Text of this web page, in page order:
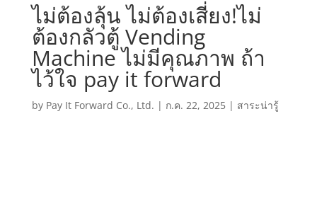
ไม่ต้องลุ้น ไม่ต้องเสี่ยง!ไม่
ต้องกลัวตู้ Vending
Machine ไม่มีคุณภาพ ถ้า
ไว้ใจ pay it forward
by Pay It Forward Co., Ltd. | ก.ค. 22, 2025| สาระน่ารู้